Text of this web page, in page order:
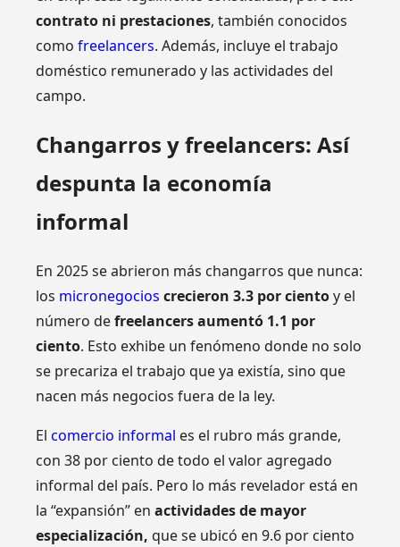
contrato ni prestaciones, también conocidos
comofreelancers. Además, incluye el trabajo
doméstico remunerado y las actividades del
campo.
Changarros y freelancers: Así
despunta la economía
informal
En 2025 se abrieron más changarros que nunca:
los micronegocios crecieron 3.3 por cientoy el
número defreelancers aumentó 1.1 por
ciento. Esto exhibe un fenómeno donde no solo
se precariza el trabajo que ya existía, sino que
nacen más negocios fuera de la ley.
Elcomercio informal es el rubro más grande,
con 38 por ciento de todo el valor agregado
informal del país. Pero lo más revelador está en
la “expansión” enactividades de mayor
especialización, que se ubicó en 9.6 por ciento